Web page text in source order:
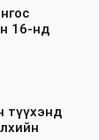
16-нд
түүхэнд